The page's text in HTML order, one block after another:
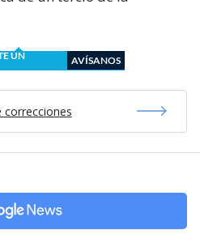
UN
AVÍSANOS
correcciones